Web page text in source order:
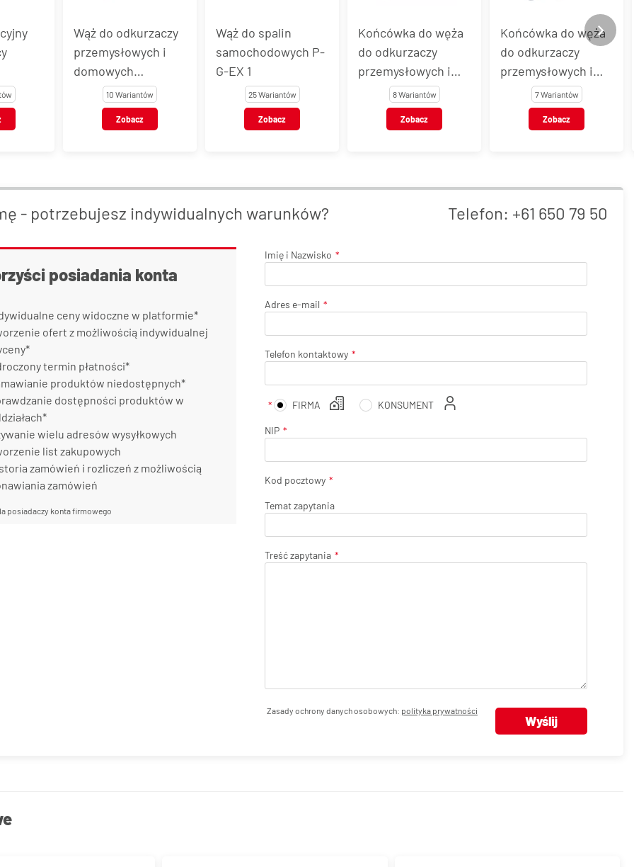
i
Wąż do spalin
samochodowych P-
G-EX 1
25 Wariantów
Zobacz
Końcówka do węża
do odkurzaczy
przemysłowych i
domowych
SUPERELASTIC
8 Wariantów
Zobacz
Końcówka do węża
do odkurzaczy
przemysłowych i
domowych EVA
7 Wariantów
Zobacz
Wąż do
zanieczyszczonego
powietrza, pyłów,
kurzu FLEXOCOND
3 Warianty
Zobacz
- potrzebujesz indywidualnych warunków? Telefon: +61 650 79 50
posiadania konta
ceny widoczne w platformie*
ofert z możliwością indywidualnej
termin płatności*
produktów niedostępnych*
dostępności produktów w
wielu adresów wysyłkowych
list zakupowych
zamówień i rozliczeń z możliwością
zamówień
posiadaczy konta firmowego
Imię i Nazwisko
Adres e-mail
Telefon kontaktowy
FIRMA KONSUMENT
NIP
Kod pocztowy
Temat zapytania
Treść zapytania
Zasady ochrony danych osobowych: polityka prywatności